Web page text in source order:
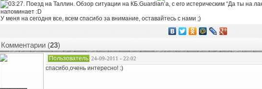
Guardian’a, с его истерическим “Да ты на
напоминает :D
У меня на сегодня все, всем спасибо за внимание, оставайтесь с нами ;)
Комментарии (23)
Пользователь 24-09-2011 - 22:02
спасибо,очень интересно! :)